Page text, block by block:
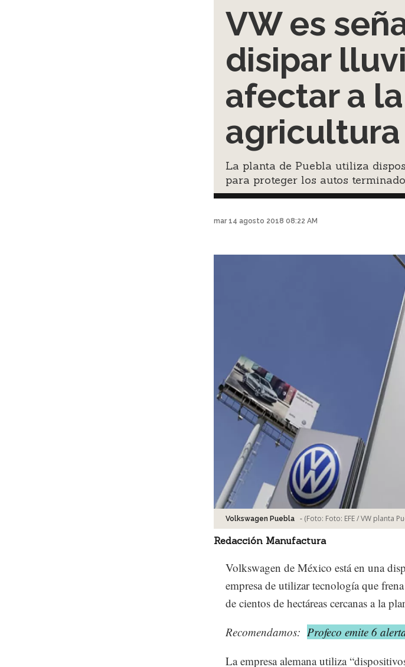
VW es
disipar
afectar a la
agricultura
La planta de Puebla utiliza
para proteger los autos
mar 14 agosto 2018 08:22 AM
Volkswagen Puebla - (Foto: Foto: EFE / VW planta
Redacción Manufactura
Volkswagen de México está en una
empresa de utilizar tecnología que
de cientos de hectáreas cercanas a la
Recomendamos: Profeco emite 6
La empresa alemana utiliza